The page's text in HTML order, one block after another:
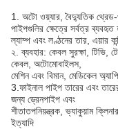
1. অটো ওয়্যার, বৈদ্যুতিক থ্রেড-
পাইপগুলির ক্ষেত্রে সর্বত্র ব্যবহৃত
ল্যাম্প এবং লণ্ঠনের তার, এয়ার
২. ব্যবহার: কেবল সুরক্ষা, টিভি,
কেবল, অটোমোবাইলস,
মেশিন এবং বিমান, মেডিকেল
3.ফাইনাল পাইপ তারের এবং
জন্য ড্রেনপাইপ এবং
শীতাতপনিয়ন্ত্রক, ভ্যাকুয়াম
ইত্যাদি